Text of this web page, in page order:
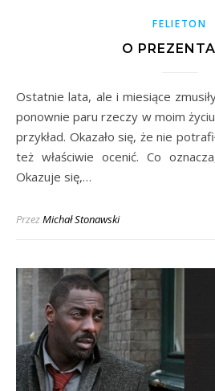
FELIETON
O
Ostatnie lata, ale i miesiące zmusiły mnie do przemyślenia
ponownie paru rzeczy w moim
przykład. Okazało się, że nie
też właściwie ocenić. Co
Okazuje się,…
PrzezMichał Stonawski